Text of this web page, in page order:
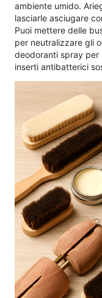
ambiente umido.
lasciarle asciugare
Puoi mettere delle
per neutralizzare gli
deodoranti spray per
inserti antibatterici